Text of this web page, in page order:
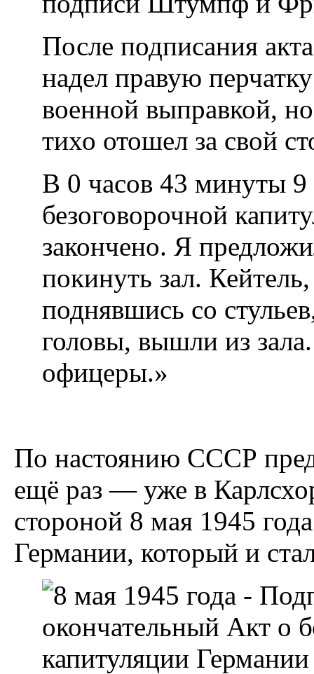
После подписания
надел правую
военной выправкой,
тихо отошел за свой
В 0 часов 43 минуты 9
безоговорочной
закончено. Я
покинуть зал.
поднявшись со
головы, вышли из
офицеры.»
По настоянию СССР
ещё раз — уже в
стороной 8 мая 1945
Германии, который и